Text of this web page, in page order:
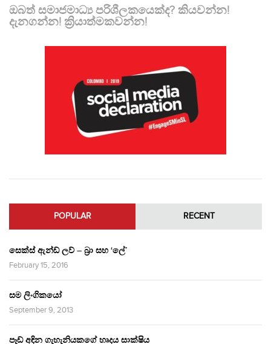
ඔබත් සමාජමාධ්‍ය පරිශීලකයෙක්ද? කියවන්න!
දැනගන්න! ක්‍රියාත්මකවන්න!
POPULAR RECENT
සෙක්ස් ඇන්ඩ් ලව් – බ්‍රා සහ ‘ලේ’
February 15, 2016
සම ලිංගිකයෝ
September 9, 2013
පෑඩ් අඳින ගැහැනියකගේ හෘදය සාක්ෂිය